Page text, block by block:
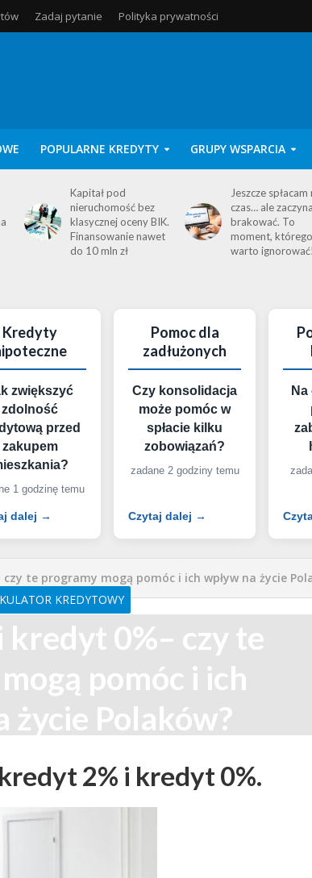
Zadaj pytanie Polityka prywatności
POPULARNE KREDYTY GRUPY WSPARCIA
Kapitał pod
nieruchomość bez
klasycznej oceny BIK.
Finansowanie nawet
do 10 mln zł
Jeszcze spłacam
czas… ale zaczyna
brakować. To
moment,
warto ignorować!
Kredyty
zwiększyć
zdolność
przed
zakupem
1 godzinę temu
dalej →
Pomoc dla
zadłużonych
Czy konsolidacja
może pomóc w
spłacie kilku
zobowiązań?
zadane 2 godziny temu
Czytaj dalej →
te programy mogą pomóc i ich wpływ na życie
KREDYTOWY
kredyt 0%– czy te
pomóc i ich
życie Polaków?
2% i kredyt 0%.